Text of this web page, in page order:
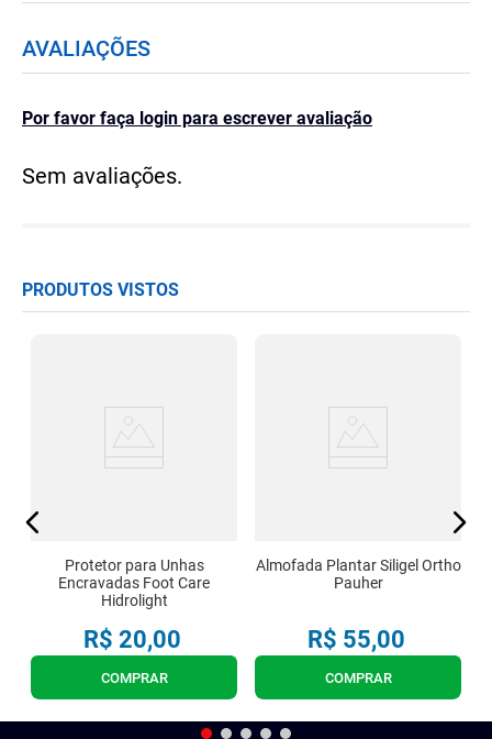
AVALIAÇÕES
Por favor faça login para escrever avaliação
Sem avaliações.
PRODUTOS VISTOS
Protetor para Unhas
Encravadas Foot Care
Hidrolight
R$ 20,00
COMPRAR
Almofada Plantar Siligel Ortho
Pauher
R$ 55,00
COMPRAR